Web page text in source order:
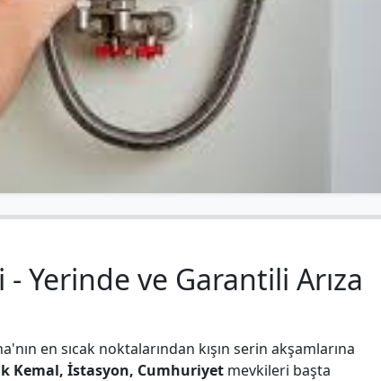
Yerinde ve Garantili Arıza
en sıcak noktalarından kışın serin akşamlarına
Kemal, İstasyon, Cumhuriyet mevkileri başta